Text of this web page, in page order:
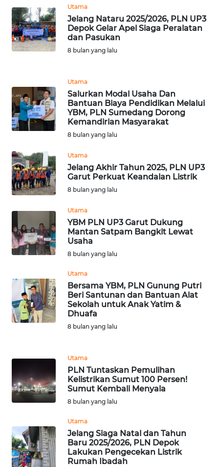
Utama
Jelang Nataru 2025/2026, PLN UP3
Depok Gelar Apel Siaga Peralatan
dan Pasukan
8 bulan yang lalu
Utama
Salurkan Modal Usaha Dan
Bantuan Biaya Pendidikan Melalui
YBM, PLN Sumedang Dorong
Kemandirian Masyarakat
8 bulan yang lalu
Utama
Jelang Akhir Tahun 2025, PLN UP3
Garut Perkuat Keandalan Listrik
8 bulan yang lalu
Utama
YBM PLN UP3 Garut Dukung
Mantan Satpam Bangkit Lewat
Usaha
8 bulan yang lalu
Utama
Bersama YBM, PLN Gunung Putri
Beri Santunan dan Bantuan Alat
Sekolah untuk Anak Yatim &
Dhuafa
8 bulan yang lalu
Utama
PLN Tuntaskan Pemulihan
Kelistrikan Sumut 100 Persen!
Sumut Kembali Menyala
8 bulan yang lalu
Utama
Jelang Siaga Natal dan Tahun
Baru 2025/2026, PLN Depok
Lakukan Pengecekan Listrik
Rumah Ibadah
WN
TANJUNG
LESUNG
WN
SIMALUNGUN
WN
WN
TAPANULI
TENGAH
WN DELI
SERDANG
WN
WN
PAKPAK
BEKASI
WN
WN
DEPOK